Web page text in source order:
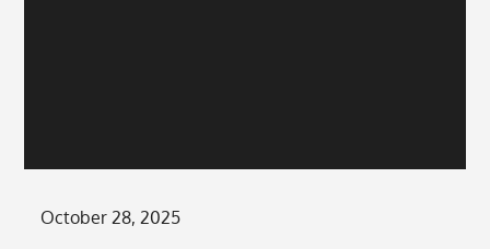
Posted
October 28, 2025